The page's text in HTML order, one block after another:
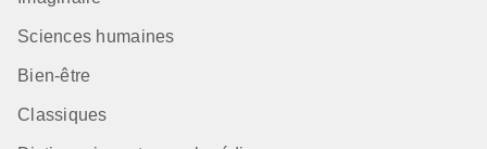
Sciences humaines
Bien-être
Classiques